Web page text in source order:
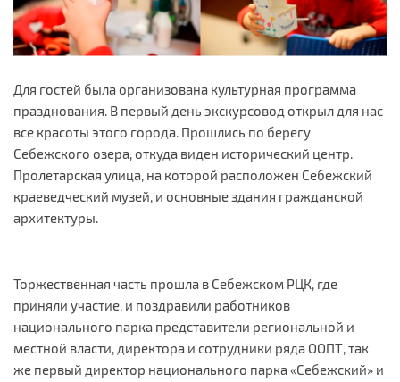
Для гостей была организована культурная программа
празднования. В первый день экскурсовод открыл для нас
все красоты этого города. Прошлись по берегу
Себежского озера, откуда виден исторический центр.
Пролетарская улица, на которой расположен Себежский
краеведческий музей, и основные здания гражданской
архитектуры.
Торжественная часть прошла в Себежском РЦК, где
приняли участие, и поздравили работников
национального парка представители региональной и
местной власти, директора и сотрудники ряда ООПТ, так
же первый директор национального парка «Себежский» и